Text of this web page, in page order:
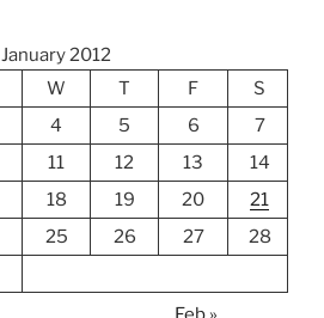
January 2012
W T F
S
4 5 6
7
11 12 13
14
18 19 20
21
25 26 27
28